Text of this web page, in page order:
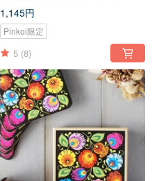
1,145円
Pinkoi限定
5 (8)